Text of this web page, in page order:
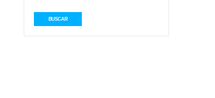
BUSCAR